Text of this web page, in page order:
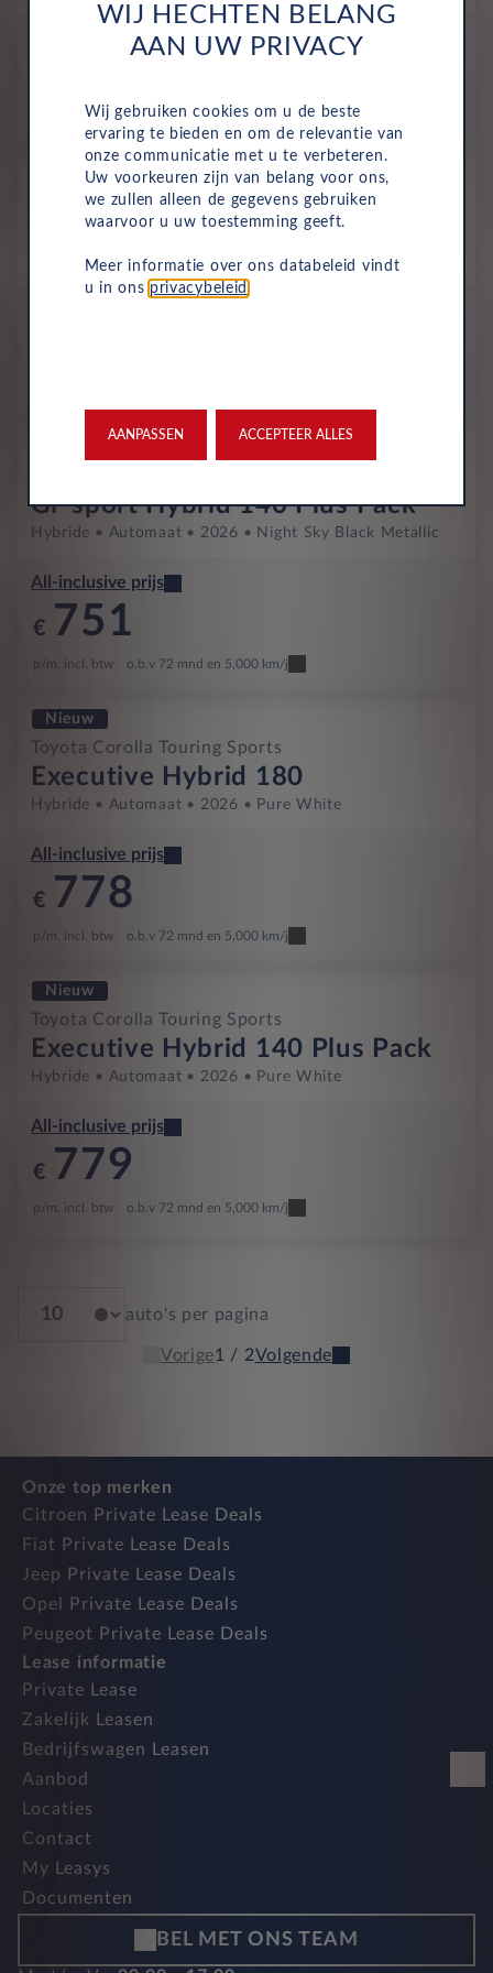
All-inclusive prijs
p/m. incl. btw o.b.v 72 mnd en 5,000 km/j
Nieuw
Toyota Corolla Touring Sports
Gr-sport Hybrid 180
Hybride Automaat 2026 Night Sky Black Metallic
Gr-sport Hybrid 140 Plus Pack
Hybride Automaat 2026 Night Sky Black Metallic
All-inclusive prijs
€ 751
p/m. incl. btw o.b.v 72 mnd en 5,000 km/j
Nieuw
Toyota Corolla Touring Sports
Executive Hybrid 180
Hybride Automaat 2026 Pure White
All-inclusive prijs
€ 778
p/m. incl. btw o.b.v 72 mnd en 5,000 km/j
Nieuw
Toyota Corolla Touring Sports
Executive Hybrid 140 Plus Pack
Hybride Automaat 2026 Pure White
All-inclusive prijs
€ 779
p/m. incl. btw o.b.v 72 mnd en 5,000 km/j
auto's per pagina
Vorige1 / 2Volgende
Onze top merken
Citroen Private Lease Deals
Fiat Private Lease Deals
Jeep Private Lease Deals
Opel Private Lease Deals
Peugeot Private Lease Deals
Lease informatie
Private Lease
Zakelijk Leasen
Bedrijfswagen Leasen
Aanbod
Locaties
Contact
My Leasys
Documenten
BEL MET ONS TEAM
WIJ HECHTEN BELANG
AAN UW PRIVACY
Wij gebruiken cookies om u de beste
ervaring te bieden en om de relevantie van
onze communicatie met u te verbeteren.
Uw voorkeuren zijn van belang voor ons,
we zullen alleen de gegevens gebruiken
waarvoor u uw toestemming geeft.
Meer informatie over ons databeleid vindt
u in ons privacybeleid
AANPASSEN ACCEPTEER ALLES